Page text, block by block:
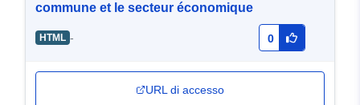
commune et le secteur économique
HTML - 0
URL di accesso